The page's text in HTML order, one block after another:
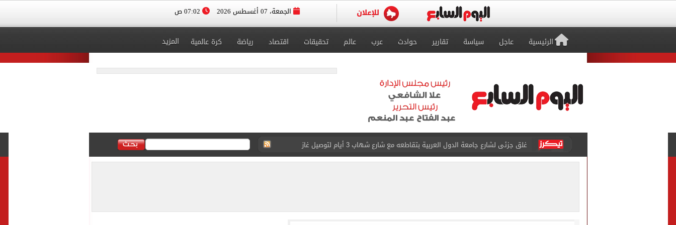
الجمعة، 07 أغسطس 2026
الرئيسية عاجل سياسة تقارير حوادث عرب عالم تحقيقات اقتصاد رياضة كرة عالمية المزيد
عمرو دياب يدخل موسوعة جينيس بعد تصدره قائمة بيلبورد عربية لـ68 أسبوعا
إغلاق طريق مصر أسوان الزراعى الغربى كليا من المنيب للعياط.. اعرف التحويلات
الاستعلامات تفند ادعاءات ذا صن وميرور حول علاج سيدة بريطانية في شرم الشيخ